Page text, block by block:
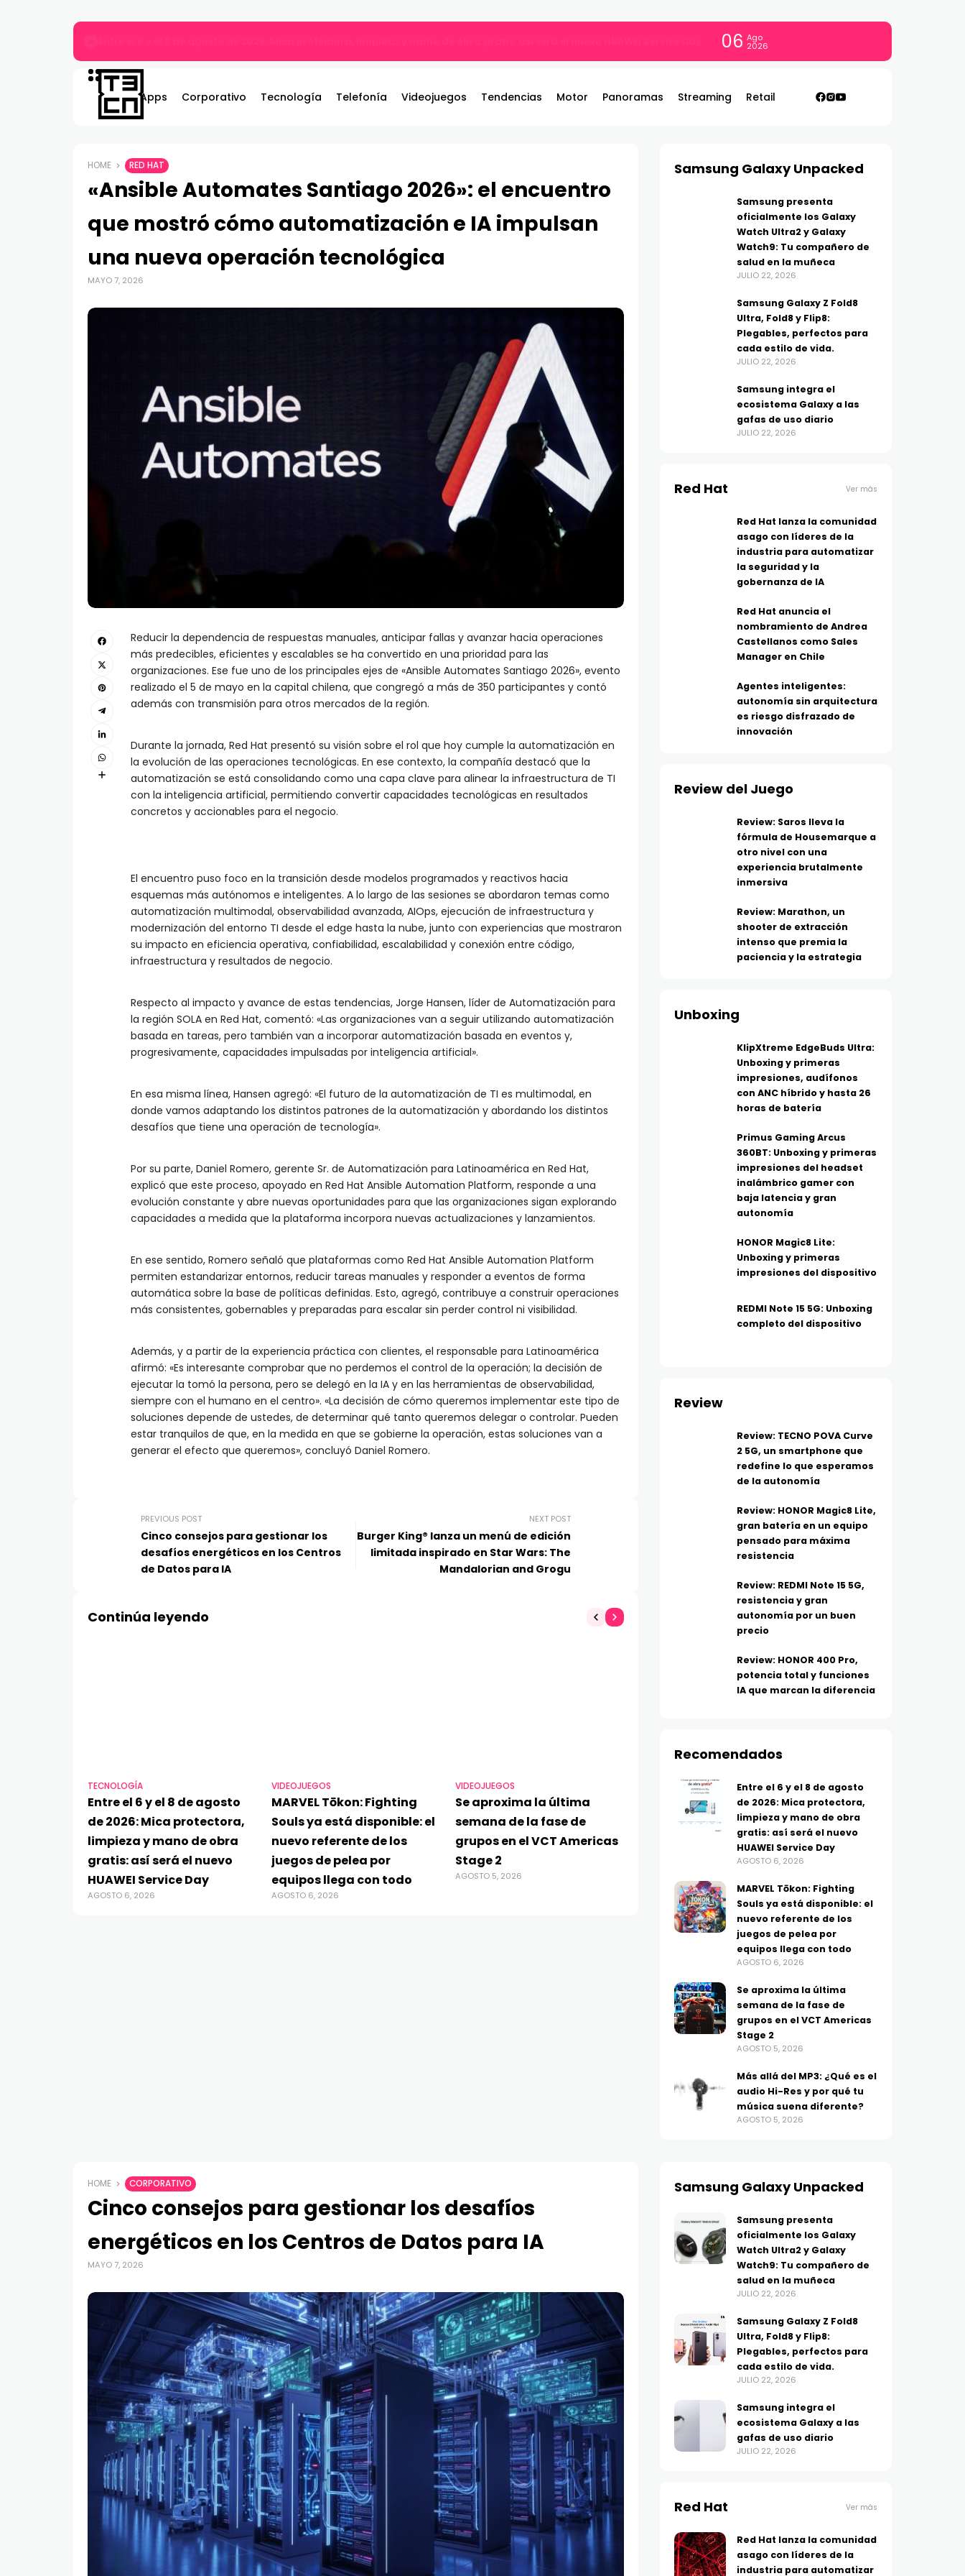
06 Ago
2026
Apps Corporativo Tecnología Telefonía Videojuegos Tendencias Motor Panoramas Streaming Retail
HOME RED HAT
«Ansible Automates Santiago 2026»: el encuentro
que mostró cómo automatización e IA impulsan
una nueva operación tecnológica
MAYO 7, 2026
Reducir la dependencia de respuestas manuales, anticipar fallas y avanzar hacia operaciones
más predecibles, eficientes y escalables se ha convertido en una prioridad para las
organizaciones. Ese fue uno de los principales ejes de «Ansible Automates Santiago 2026», evento
realizado el 5 de mayo en la capital chilena, que congregó a más de 350 participantes y contó
además con transmisión para otros mercados de la región.
Durante la jornada, Red Hat presentó su visión sobre el rol que hoy cumple la automatización en
la evolución de las operaciones tecnológicas. En ese contexto, la compañía destacó que la
automatización se está consolidando como una capa clave para alinear la infraestructura de TI
con la inteligencia artificial, permitiendo convertir capacidades tecnológicas en resultados
concretos y accionables para el negocio.
El encuentro puso foco en la transición desde modelos programados y reactivos hacia
esquemas más autónomos e inteligentes. A lo largo de las sesiones se abordaron temas como
automatización multimodal, observabilidad avanzada, AIOps, ejecución de infraestructura y
modernización del entorno TI desde el edge hasta la nube, junto con experiencias que mostraron
su impacto en eficiencia operativa, confiabilidad, escalabilidad y conexión entre código,
infraestructura y resultados de negocio.
Respecto al impacto y avance de estas tendencias, Jorge Hansen, líder de Automatización para
la región SOLA en Red Hat, comentó: «Las organizaciones van a seguir utilizando automatización
basada en tareas, pero también van a incorporar automatización basada en eventos y,
progresivamente, capacidades impulsadas por inteligencia artificial».
En esa misma línea, Hansen agregó: «El futuro de la automatización de TI es multimodal, en
donde vamos adaptando los distintos patrones de la automatización y abordando los distintos
desafíos que tiene una operación de tecnología».
Por su parte, Daniel Romero, gerente Sr. de Automatización para Latinoamérica en Red Hat,
explicó que este proceso, apoyado en Red Hat Ansible Automation Platform, responde a una
evolución constante y abre nuevas oportunidades para que las organizaciones sigan explorando
capacidades a medida que la plataforma incorpora nuevas actualizaciones y lanzamientos.
En ese sentido, Romero señaló que plataformas como Red Hat Ansible Automation Platform
permiten estandarizar entornos, reducir tareas manuales y responder a eventos de forma
automática sobre la base de políticas definidas. Esto, agregó, contribuye a construir operaciones
más consistentes, gobernables y preparadas para escalar sin perder control ni visibilidad.
Además, y a partir de la experiencia práctica con clientes, el responsable para Latinoamérica
afirmó: «Es interesante comprobar que no perdemos el control de la operación; la decisión de
ejecutar la tomó la persona, pero se delegó en la IA y en las herramientas de observabilidad,
siempre con el humano en el centro». «La decisión de cómo queremos implementar este tipo de
soluciones depende de ustedes, de determinar qué tanto queremos delegar o controlar. Pueden
estar tranquilos de que, en la medida en que se gobierne la operación, estas soluciones van a
generar el efecto que queremos», concluyó Daniel Romero.
PREVIOUS POST
Cinco consejos para gestionar los
desafíos energéticos en los Centros
de Datos para IA
NEXT POST
Burger King® lanza un menú de edición
limitada inspirado en Star Wars: The
Mandalorian and Grogu
Continúa leyendo
TECNOLOGÍA
Entre el 6 y el 8 de agosto
de 2026: Mica protectora,
limpieza y mano de obra
gratis: así será el nuevo
HUAWEI Service Day
AGOSTO 6, 2026
VIDEOJUEGOS
MARVEL Tōkon: Fighting
Souls ya está disponible: el
nuevo referente de los
juegos de pelea por
equipos llega con todo
AGOSTO 6, 2026
VIDEOJUEGOS
Se aproxima la última
semana de la fase de
grupos en el VCT Americas
Stage 2
AGOSTO 5, 2026
TECNOLOGÍA
Más allá del MP3: ¿Qué es el
audio Hi-Res y por qué tu
música suena diferente?
TELEFONÍA
Los moto g
más batería, IA y
inteligentes para el
Samsung Galaxy Unpacked
Samsung presenta
oficialmente los Galaxy
Watch Ultra2 y Galaxy
Watch9: Tu compañero de
salud en la muñeca
JULIO 22, 2026
Samsung Galaxy Z Fold8
Ultra, Fold8 y Flip8:
Plegables, perfectos para
cada estilo de vida.
JULIO 22, 2026
Samsung integra el
ecosistema Galaxy a las
gafas de uso diario
JULIO 22, 2026
Red Hat Ver más
Red Hat lanza la comunidad
asago con líderes de la
industria para automatizar
la seguridad y la
gobernanza de IA
Red Hat anuncia el
nombramiento de Andrea
Castellanos como Sales
Manager en Chile
Agentes inteligentes:
autonomía sin arquitectura
es riesgo disfrazado de
innovación
Review del Juego
Review: Saros lleva la
fórmula de Housemarque a
otro nivel con una
experiencia brutalmente
inmersiva
Review: Marathon, un
shooter de extracción
intenso que premia la
paciencia y la estrategia
Unboxing
KlipXtreme EdgeBuds Ultra:
Unboxing y primeras
impresiones, audífonos
con ANC híbrido y hasta 26
horas de batería
Primus Gaming Arcus
360BT: Unboxing y primeras
impresiones del headset
inalámbrico gamer con
baja latencia y gran
autonomía
HONOR Magic8 Lite:
Unboxing y primeras
impresiones del dispositivo
REDMI Note 15 5G: Unboxing
completo del dispositivo
Review
Review: TECNO POVA Curve
2 5G, un smartphone que
redefine lo que esperamos
de la autonomía
Review: HONOR Magic8 Lite,
gran batería en un equipo
pensado para máxima
resistencia
Review: REDMI Note 15 5G,
resistencia y gran
autonomía por un buen
precio
Review: HONOR 400 Pro,
potencia total y funciones
IA que marcan la diferencia
Recomendados
Entre el 6 y el 8 de agosto
de 2026: Mica protectora,
limpieza y mano de obra
gratis: así será el nuevo
HUAWEI Service Day
AGOSTO 6, 2026
MARVEL Tōkon: Fighting
Souls ya está disponible: el
nuevo referente de los
juegos de pelea por
equipos llega con todo
AGOSTO 6, 2026
Se aproxima la última
semana de la fase de
grupos en el VCT Americas
Stage 2
AGOSTO 5, 2026
Más allá del MP3: ¿Qué es el
audio Hi-Res y por qué tu
música suena diferente?
AGOSTO 5, 2026
HOME CORPORATIVO
Cinco consejos para gestionar los desafíos
energéticos en los Centros de Datos para IA
MAYO 7, 2026
Samsung Galaxy Unpacked
Samsung presenta
oficialmente los Galaxy
Watch Ultra2 y Galaxy
Watch9: Tu compañero de
salud en la muñeca
JULIO 22, 2026
Samsung Galaxy Z Fold8
Ultra, Fold8 y Flip8:
Plegables, perfectos para
cada estilo de vida.
JULIO 22, 2026
Samsung integra el
ecosistema Galaxy a las
gafas de uso diario
JULIO 22, 2026
Red Hat Ver más
Red Hat lanza la comunidad
asago con líderes de la
industria para automatizar